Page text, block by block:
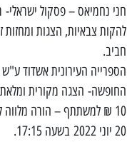
חני נחמיאס – פסקול ישראלי-
להקות צבאיות, הצגות ומחזות
חביב.
הספרייה העירונית אשדוד ע"ש מאירהוף – רובע
החופשה- הצגה מקורית ומלאת
10 ₪ למשתתף – הורה
20 יוני 2022 בשעה 17:15.